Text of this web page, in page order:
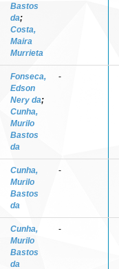
Bastos
da;
Costa,
Maira
Murrieta
Fonseca,
Edson
Nery da;
Cunha,
Murilo
Bastos
da
-
Cunha,
Murilo
Bastos
da
-
Cunha,
Murilo
Bastos
da
-